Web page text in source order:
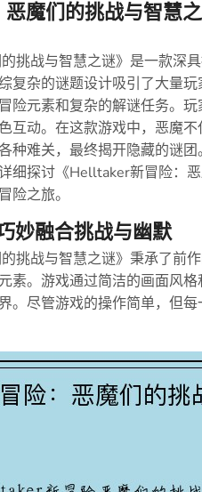
魔们的挑战与智慧之
挑战与智慧之谜》是一款深
复杂的谜题设计吸引了大量
险元素和复杂的解谜任务。
互动。在这款游戏中，恶魔
种难关，最终揭开隐藏的谜
细探讨《Helltaker新冒险：
险之旅。
妙融合挑战与幽默
挑战与智慧之谜》秉承了前
素。游戏通过简洁的画面风
。尽管游戏的操作简单，但